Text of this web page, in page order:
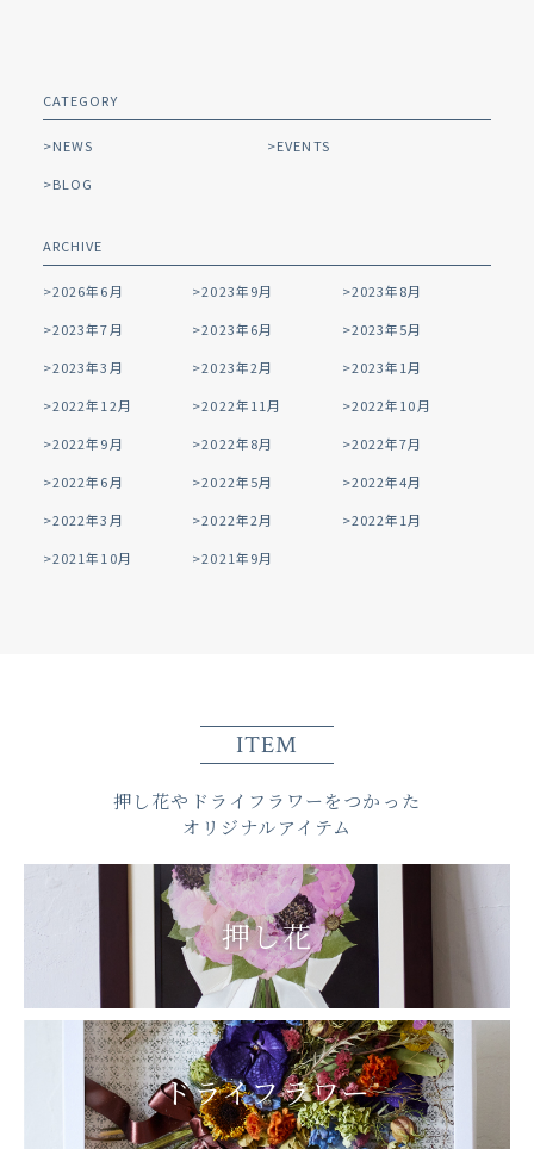
CATEGORY
NEWS
EVENTS
BLOG
ARCHIVE
2026年6月 2023年9月
2023年8月
2023年7月
2023年6月
2023年5月
2023年3月
2023年2月
2023年1月
2022年12月
2022年11月
2022年10月
2022年9月
2022年8月
2022年7月
2022年6月
2022年5月
2022年4月
2022年3月
2022年2月
2022年1月
2021年10月
2021年9月
ITEM
押し花やドライフラワーをつかった
オリジナルアイテム
押し花
ドライフラワー